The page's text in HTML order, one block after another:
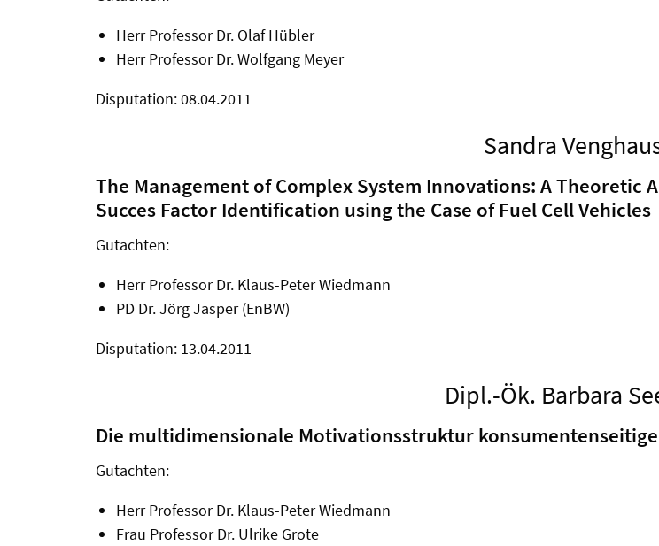
Herr Professor Dr. Olaf Hübler
Herr Professor Dr. Wolfgang Meyer
Disputation: 08.04.2011
Sandra
The Management of Complex System Innovations: A
Succes Factor Identification using the Case of Fuel Cell Vehicles
Gutachten:
Herr Professor Dr. Klaus-Peter Wiedmann
PD Dr. Jörg Jasper (EnBW)
Disputation: 13.04.2011
Dipl.-Ök. Barbara
Die multidimensionale Motivationsstruktur
Gutachten:
Herr Professor Dr. Klaus-Peter Wiedmann
Frau Professor Dr. Ulrike Grote